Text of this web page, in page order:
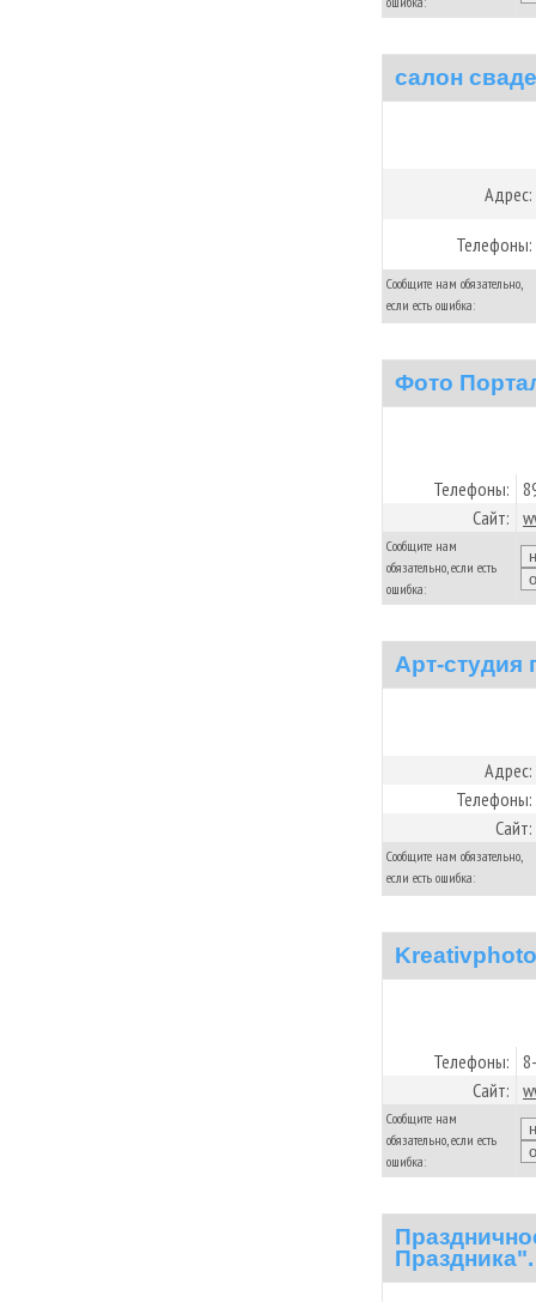
салон
Адрес:
Телефоны:
Сообщите нам обязательно,
если есть ошибка:
Фото
Телефоны:
Сайт:
Сообщите нам
обязательно, если есть
ошибка:
Арт-студия
Адрес:
Телефоны:
Сайт:
Сообщите нам обязательно,
если есть ошибка:
Kreativphoto
Телефоны:
Сайт:
Сообщите нам
обязательно, если есть
ошибка:
Праздника".